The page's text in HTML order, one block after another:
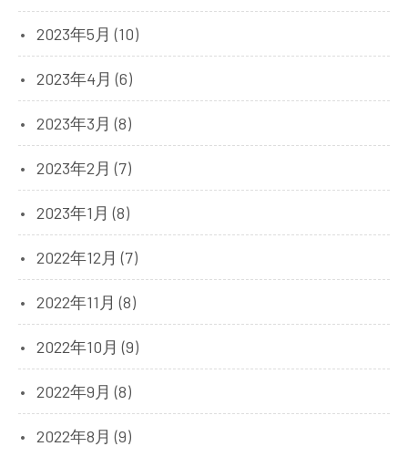
2023年5月 (10)
2023年4月 (6)
2023年3月 (8)
2023年2月 (7)
2023年1月 (8)
2022年12月 (7)
2022年11月 (8)
2022年10月 (9)
2022年9月 (8)
2022年8月 (9)